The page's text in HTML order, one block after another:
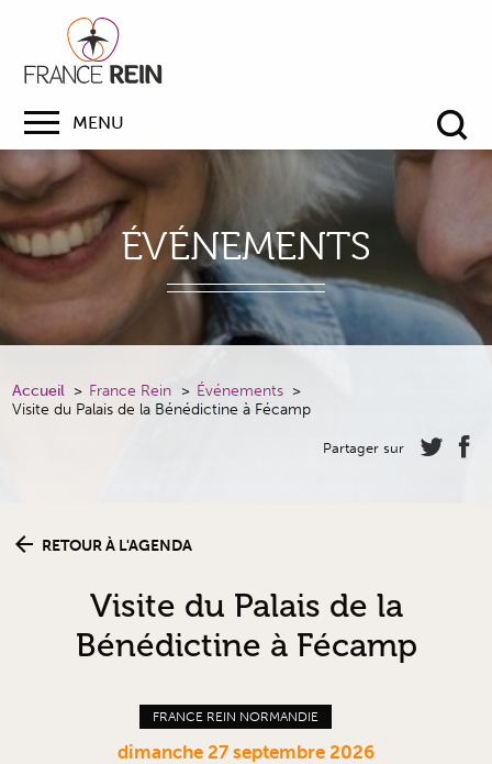
MENU
ÉVÉNEMENTS
Accueil France Rein
Événements
Visite du Palais de la Bénédictine à Fécamp
Partager sur
RETOUR À L'AGENDA
Visite du Palais de la
Bénédictine à Fécamp
FRANCE REIN NORMANDIE
dimanche 27 septembre 2026